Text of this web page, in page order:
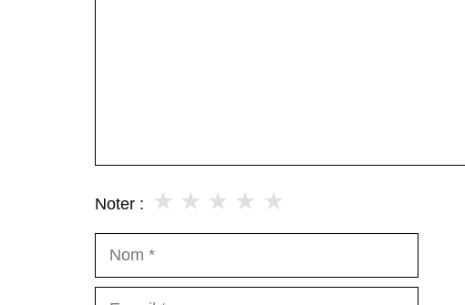
Noter : ★
★
★
★
★